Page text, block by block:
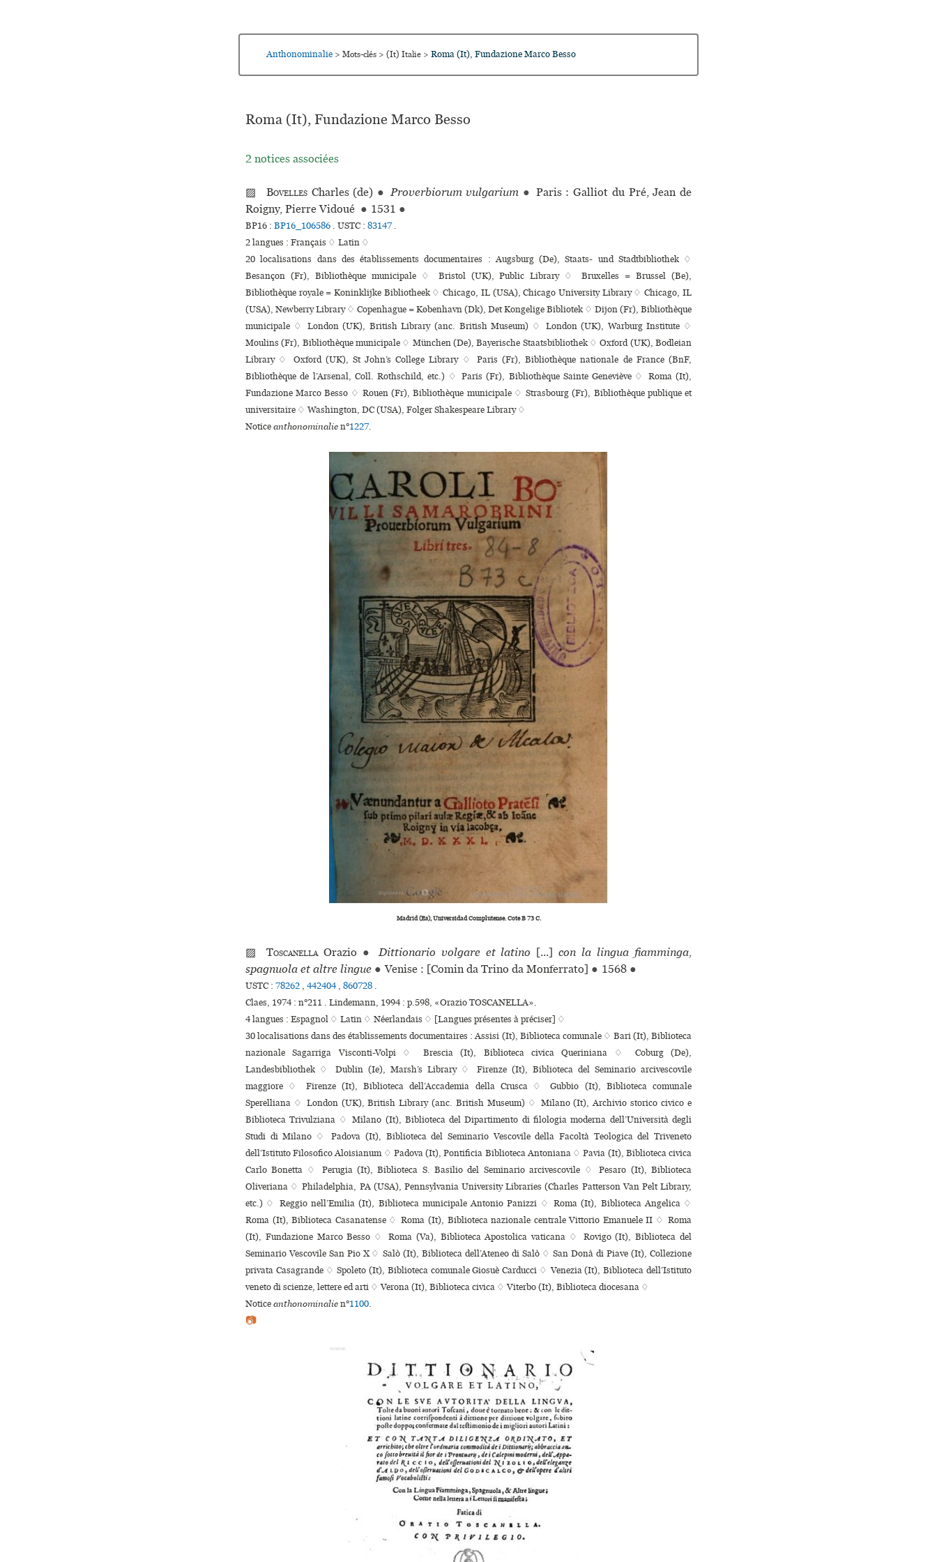
Anthonominalie > Mots-clés > (It) Italie > Roma (It), Fundazione Marco Besso
Roma (It), Fundazione Marco Besso
2 notices associées
▨ Bovelles Charles (de) ● Proverbiorum vulgarium ● Paris : Galliot du Pré, Jean de
Roigny, Pierre Vidoué ● 1531 ●
BP16 : BP16_106586 . USTC : 83147.
2 langues : Français ♢ Latin ♢
20 localisations dans des établissements documentaires : Augsburg (De), Staats- und Stadtbibliothek ♢
Besançon (Fr), Bibliothèque muni­ci­pale ♢ Bristol (UK), Public Library ♢ Bruxelles = Brussel (Be),
Bibliothèque royale = Koninklijke Bibliotheek ♢ Chicago, IL (USA), Chicago University Library ♢ Chicago, IL
(USA), Newberry Library ♢ Copenhague = København (Dk), Det Kongelige Bibliotek ♢ Dijon (Fr), Bibliothèque
muni­ci­pale ♢ London (UK), British Library (anc. British Museum) ♢ London (UK), Warburg Institute ♢
Moulins (Fr), Bibliothèque muni­ci­pale ♢ München (De), Bayerische Staatsbibliothek ♢ Oxford (UK), Bodleian
Library ♢ Oxford (UK), St John’s College Library ♢ Paris (Fr), Bibliothèque nationale de France (BnF,
Bibliothèque de l’Arsenal, Coll. Rothschild, etc.) ♢ Paris (Fr), Bibliothèque Sainte Geneviève ♢ Roma (It),
Fundazione Marco Besso ♢ Rouen (Fr), Bibliothèque muni­ci­pale ♢ Strasbourg (Fr), Bibliothèque publi­que et
uni­ver­si­taire ♢ Washington, DC (USA), Folger Shakespeare Library ♢
Noticeanthonominalien°1227.
Madrid (Es), Universidad Complutense. Cote B 73 C.
▨ ToscanellaOrazio ● Dittionario volgare et latino [...]con la lingua fiamminga,
spagnuola et altre lingue ● Venise : [Comin da Trino da Monferrato] ● 1568 ●
USTC : 78262 , 442404 , 860728 .
Claes, 1974 : n°211 . Lindemann, 1994 : p.598, «Orazio TOSCANELLA».
4 langues : Espagnol ♢ Latin ♢ Néerlandais ♢ [Langues présentes à préciser] ♢
30 localisations dans des établissements documentaires : Assisi (It), Biblioteca comunale ♢ Bari (It), Biblioteca
nazionale Sagarriga Visconti-Volpi ♢ Brescia (It), Biblioteca civica Queriniana ♢ Coburg (De),
Landesbibliothek ♢ Dublin (Ie), Marsh’s Library ♢ Firenze (It), Biblioteca del Seminario arcivescovile
maggiore ♢ Firenze (It), Biblioteca dell’Accademia della Crusca ♢ Gubbio (It), Biblioteca comu­nale
Sperelliana ♢ London (UK), British Library (anc. British Museum) ♢ Milano (It), Archivio sto­rico civico e
Biblioteca Trivulziana ♢ Milano (It), Biblioteca del Dipartimento di filologia moderna dell’Università degli
Studi di Milano ♢ Padova (It), Biblioteca del Seminario Vescovile della Facoltà Teologica del Triveneto
dell’Istituto Filosofico Aloisianum ♢ Padova (It), Pontificia Biblioteca Antoniana ♢ Pavia (It), Biblioteca civica
Carlo Bonetta ♢ Perugia (It), Biblioteca S. Basilio del Seminario arci­ves­co­vile ♢ Pesaro (It), Biblioteca
Oliveriana ♢ Philadelphia, PA (USA), Pennsylvania University Libraries (Charles Patterson Van Pelt Library,
etc.) ♢ Reggio nell’Emilia (It), Biblioteca muni­ci­pale Antonio Panizzi ♢ Roma (It), Biblioteca Angelica ♢
Roma (It), Biblioteca Casanatense ♢ Roma (It), Biblioteca nazio­nale cen­trale Vittorio Emanuele II ♢ Roma
(It), Fundazione Marco Besso ♢ Roma (Va), Biblioteca Apostolica vaticana ♢ Rovigo (It), Biblioteca del
Seminario Vescovile San Pio X ♢ Salò (It), Biblioteca dell’Ateneo di Salò ♢ San Donà di Piave (It), Collezione
privata Casagrande ♢ Spoleto (It), Biblioteca comu­nale Giosuè Carducci ♢ Venezia (It), Biblioteca dell’Istituto
veneto di scienze, lettere ed arti ♢ Verona (It), Biblioteca civica ♢ Viterbo (It), Biblioteca diocesana ♢
Noticeanthonominalien°1100.
📷